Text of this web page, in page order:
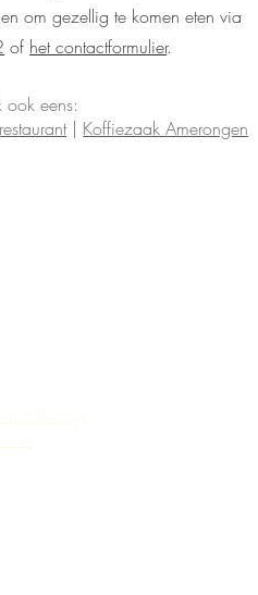
om gezellig te komen eten via
of het contactformulier.
ook eens:
| Koffiezaak Amerongen